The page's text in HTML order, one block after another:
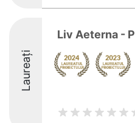
Laureați
Liv Aeterna -